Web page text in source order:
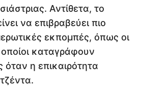
Αντίθετα, το
να επιβραβεύει πιο
εκπομπές, όπως οι
οποίοι καταγράφουν
όταν η επικαιρότητα